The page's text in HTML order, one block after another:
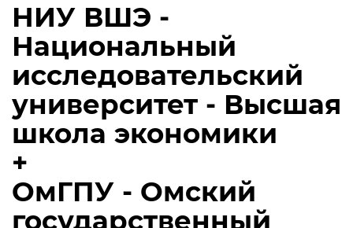
НИУ ВШЭ -
Национальный
исследовательский
университет - Высшая
школа экономики
+
ОмГПУ - Омский
государственный